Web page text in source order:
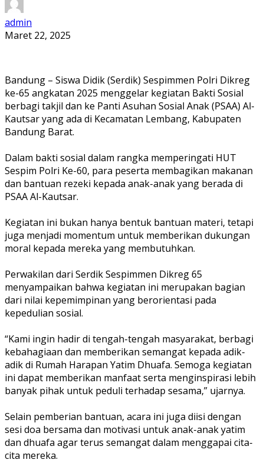
admin
Maret 22, 2025
Bandung – Siswa Didik (Serdik) Sespimmen Polri Dikreg
ke-65 angkatan 2025 menggelar kegiatan Bakti Sosial
berbagi takjil dan ke Panti Asuhan Sosial Anak (PSAA) Al-
Kautsar yang ada di Kecamatan Lembang, Kabupaten
Bandung Barat.
Dalam bakti sosial dalam rangka memperingati HUT
Sespim Polri Ke-60, para peserta membagikan makanan
dan bantuan rezeki kepada anak-anak yang berada di
PSAA Al-Kautsar.
Kegiatan ini bukan hanya bentuk bantuan materi, tetapi
juga menjadi momentum untuk memberikan dukungan
moral kepada mereka yang membutuhkan.
Perwakilan dari Serdik Sespimmen Dikreg 65
menyampaikan bahwa kegiatan ini merupakan bagian
dari nilai kepemimpinan yang berorientasi pada
kepedulian sosial.
“Kami ingin hadir di tengah-tengah masyarakat, berbagi
kebahagiaan dan memberikan semangat kepada adik-
adik di Rumah Harapan Yatim Dhuafa. Semoga kegiatan
ini dapat memberikan manfaat serta menginspirasi lebih
banyak pihak untuk peduli terhadap sesama,” ujarnya.
Selain pemberian bantuan, acara ini juga diisi dengan
sesi doa bersama dan motivasi untuk anak-anak yatim
dan dhuafa agar terus semangat dalam menggapai cita-
cita mereka.